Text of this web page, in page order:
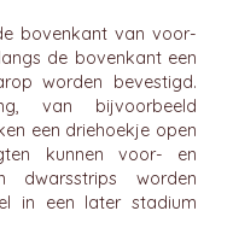
bovenkant van voor-
de bovenkant een
worden bevestigd.
van bijvoorbeeld
een driehoekje open
kunnen voor- en
dwarsstrips worden
in een later stadium